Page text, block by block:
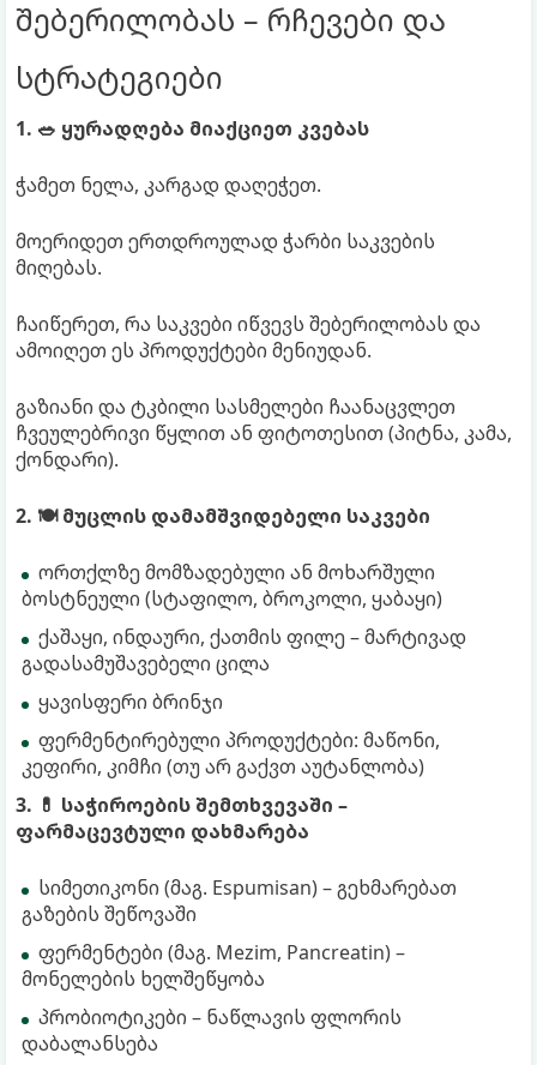
შებერილობას – რჩევები და
სტრატეგიები
1. 🥗 ყურადღება მიაქციეთ კვებას
ჭამეთ ნელა, კარგად დაღეჭეთ.
მოერიდეთ ერთდროულად ჭარბი საკვების
მიღებას.
ჩაიწერეთ, რა საკვები იწვევს შებერილობას და
ამოიღეთ ეს პროდუქტები მენიუდან.
გაზიანი და ტკბილი სასმელები ჩაანაცვლეთ
ჩვეულებრივი წყლით ან ფიტოთესით (პიტნა, კამა,
ქონდარი).
2. 🍽 მუცლის დამამშვიდებელი საკვები
ორთქლზე მომზადებული ან მოხარშული
ბოსტნეული (სტაფილო, ბროკოლი, ყაბაყი)
ქაშაყი, ინდაური, ქათმის ფილე – მარტივად
გადასამუშავებელი ცილა
ყავისფერი ბრინჯი
ფერმენტირებული პროდუქტები: მაწონი,
კეფირი, კიმჩი (თუ არ გაქვთ აუტანლობა)
3. 💊 საჭიროების შემთხვევაში –
ფარმაცევტული დახმარება
სიმეთიკონი (მაგ. Espumisan) – გეხმარებათ
გაზების შეწოვაში
ფერმენტები (მაგ. Mezim, Pancreatin) –
მონელების ხელშეწყობა
პრობიოტიკები – ნაწლავის ფლორის
დაბალანსება